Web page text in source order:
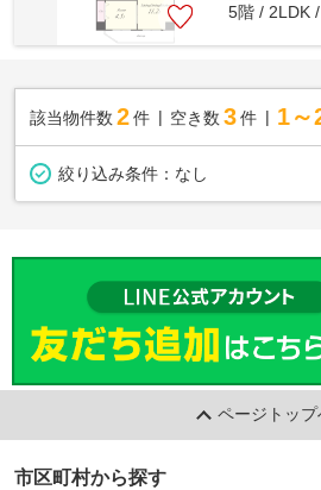
5階 / 2LDK
該当物件数 2件 空き数 3 件 1～
絞り込み条件： なし
ページトップ
市区町村から探す